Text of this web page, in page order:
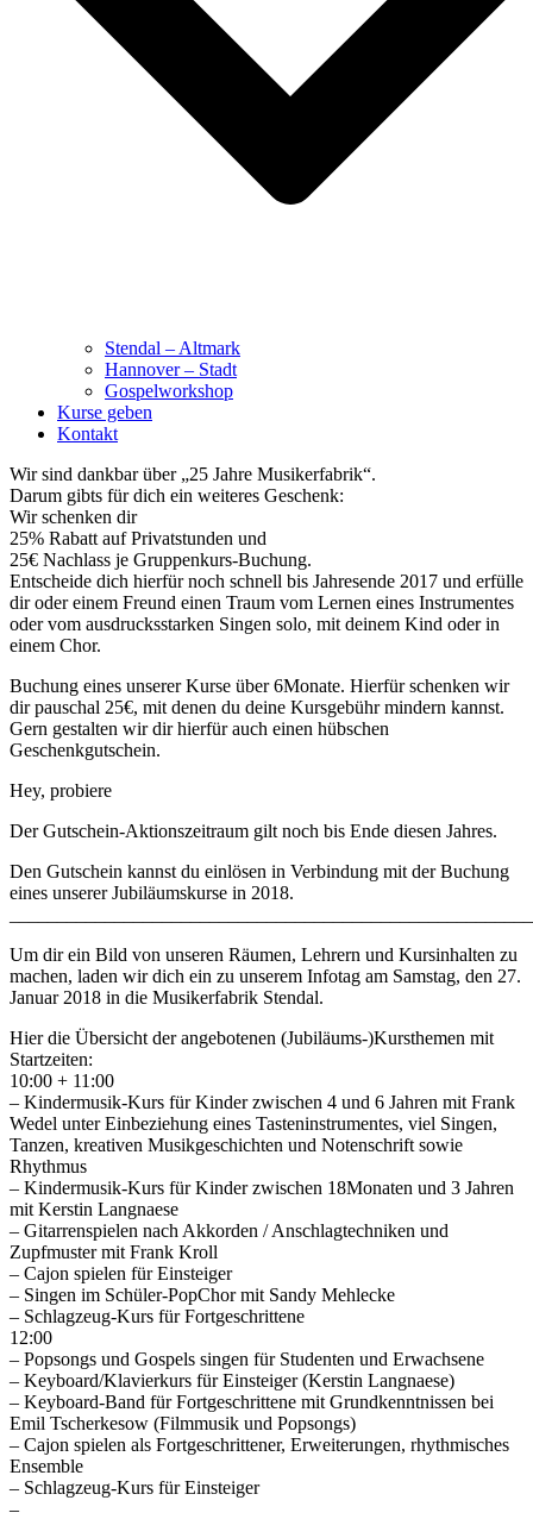
Stendal – Altmark
Hannover – Stadt
Gospelworkshop
Kurse geben
Kontakt
Wir sind dankbar über „25 Jahre Musikerfabrik“.
Darum gibts für dich ein weiteres Geschenk:
Wir schenken dir
25% Rabatt auf Privatstunden und
25€ Nachlass je Gruppenkurs-Buchung.
Entscheide dich hierfür noch schnell bis Jahresende 2017 und erfülle
dir oder einem Freund einen Traum vom Lernen eines Instrumentes
oder vom ausdrucksstarken Singen solo, mit deinem Kind oder in
einem Chor.
Buchung eines unserer Kurse über 6Monate. Hierfür schenken wir
dir pauschal 25€, mit denen du deine Kursgebühr mindern kannst.
Gern gestalten wir dir hierfür auch einen hübschen
Geschenkgutschein.
Hey, probiere
Der Gutschein-Aktionszeitraum gilt noch bis Ende diesen Jahres.
Den Gutschein kannst du einlösen in Verbindung mit der Buchung
eines unserer Jubiläumskurse in 2018.
Um dir ein Bild von unseren Räumen, Lehrern und Kursinhalten zu
machen, laden wir dich ein zu unserem Infotag am Samstag, den 27.
Januar 2018 in die Musikerfabrik Stendal.
Hier die Übersicht der angebotenen (Jubiläums-)Kursthemen mit
Startzeiten:
10:00 + 11:00
– Kindermusik-Kurs für Kinder zwischen 4 und 6 Jahren mit Frank
Wedel unter Einbeziehung eines Tasteninstrumentes, viel Singen,
Tanzen, kreativen Musikgeschichten und Notenschrift sowie
Rhythmus
– Kindermusik-Kurs für Kinder zwischen 18Monaten und 3 Jahren
mit Kerstin Langnaese
– Gitarrenspielen nach Akkorden / Anschlagtechniken und
Zupfmuster mit Frank Kroll
– Cajon spielen für Einsteiger
– Singen im Schüler-PopChor mit Sandy Mehlecke
– Schlagzeug-Kurs für Fortgeschrittene
12:00
– Popsongs und Gospels singen für Studenten und Erwachsene
– Keyboard/Klavierkurs für Einsteiger (Kerstin Langnaese)
– Keyboard-Band für Fortgeschrittene mit Grundkenntnissen bei
Emil Tscherkesow (Filmmusik und Popsongs)
– Cajon spielen als Fortgeschrittener, Erweiterungen, rhythmisches
Ensemble
– Schlagzeug-Kurs für Einsteiger
–